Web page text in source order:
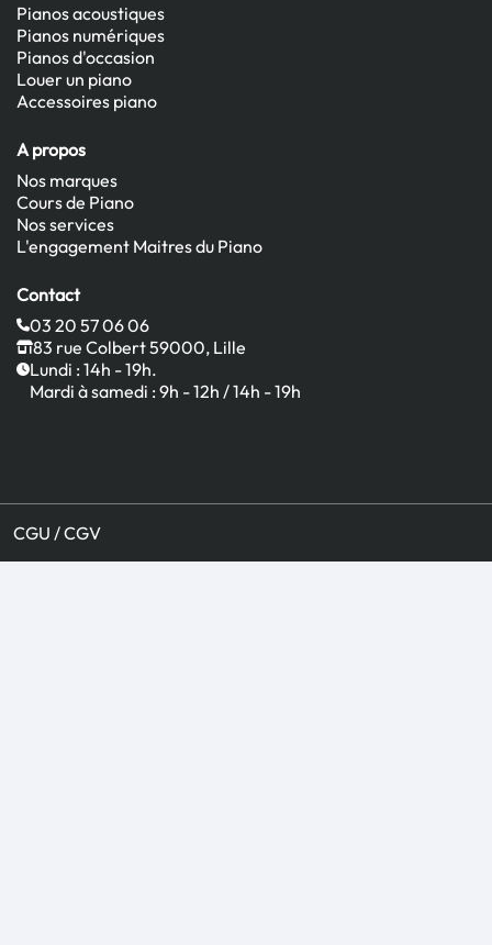
Pianos acoustiques
Pianos numériques
Pianos d'occasion
Louer un piano
Accessoires piano
A propos
Nos marques
Cours de Piano
Nos services
L'engagement Maitres du Piano
Contact
03 20 57 06 06
83 rue Colbert 59000, Lille
Lundi : 14h - 19h.
Mardi à samedi : 9h - 12h / 14h - 19h
CGU / CGV